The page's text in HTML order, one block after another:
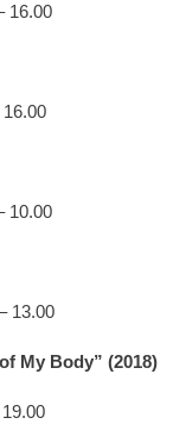
16.00
10.00
13.00
My Body” (2018)